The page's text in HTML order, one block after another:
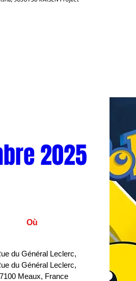
2025
Où
du Général Leclerc,
du Général Leclerc,
Meaux, France